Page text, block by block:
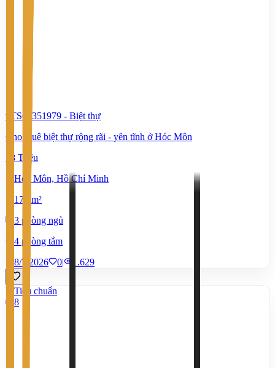
#TS61351979 - Biệt thự
Cho thuê biệt thự rộng rãi - yên tĩnh ở Hóc Môn
18 Triệu
Hóc Môn, Hồ Chí Minh
170 m²
3 phòng ngủ
4 phòng tắm
8/7/2026
0| 1.629
Tiêu chuẩn
8